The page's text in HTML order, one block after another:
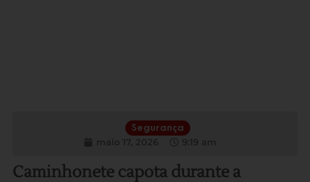
Segurança
Caminhonete capota durante a